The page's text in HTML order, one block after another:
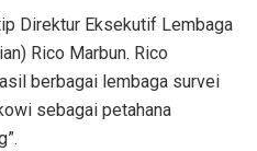
Direktur Eksekutif Lembaga
Rico Marbun. Rico
berbagai lembaga survei
sebagai petahana